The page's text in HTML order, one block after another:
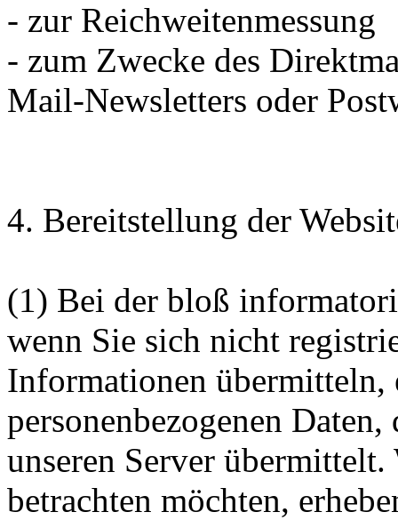
- zur Reichweitenmessung
- zum Zwecke des
Mail-Newsletters oder
4. Bereitstellung der
(1) Bei der bloß
wenn Sie sich nicht
Informationen übermitteln,
personenbezogenen
unseren Server übermittelt.
betrachten möchten,